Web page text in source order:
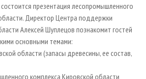
презентация лесопромышленного
Директор Центра поддержки
Алексей Шуплецов познакомит гостей
основными темами:
области (запасы древесины, ее состав,
комплекса Кировской области